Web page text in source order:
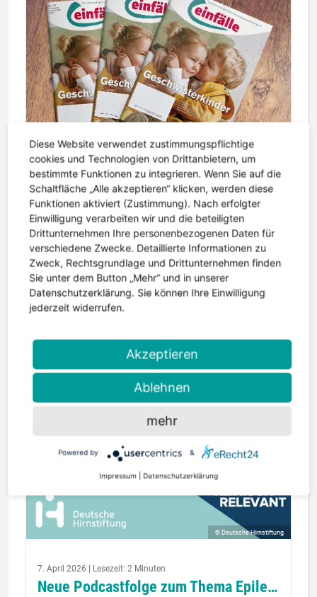
6. Mai 2026 | Lesezeit: 2 Minuten
Die neue Ausgabe der Einfälle ist erschienen. Im
Mittelpunkt steht diesmal ein Thema, das oft zu
wenig Aufmerksamkeit bekommt: die
Geschwister von Kindern mit Epilepsie....
weiterlesen
© Deutsche Hirnstiftung
7. April 2026 | Lesezeit: 2 Minuten
Neue Podcastfolge zum Thema Epilepsie
Diese Website verwendet zustimmungspflichtige
cookies und Technologien von Drittanbietern, um
bestimmte Funktionen zu integrieren. Wenn Sie auf die
Schaltfläche „Alle akzeptieren“ klicken, werden diese
Funktionen aktiviert (Zustimmung). Nach erfolgter
Einwilligung verarbeiten wir und die beteiligten
Drittunternehmen Ihre personenbezogenen Daten für
verschiedene Zwecke. Detaillierte Informationen zu
Zweck, Rechtsgrundlage und Drittunternehmen finden
Sie unter dem Button „Mehr“ und in unserer
Datenschutzerklärung. Sie können Ihre Einwilligung
jederzeit widerrufen.
Akzeptieren
Ablehnen
mehr
Powered by &
Impressum Datenschutzerklärung